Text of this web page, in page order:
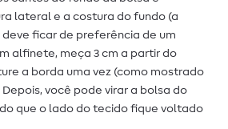
lateral e a costura do fundo (a
ficar de preferência de um
alfinete, meça 3 cm a partir do
a borda uma vez (como mostrado
Depois, você pode virar a bolsa do
que o lado do tecido fique voltado